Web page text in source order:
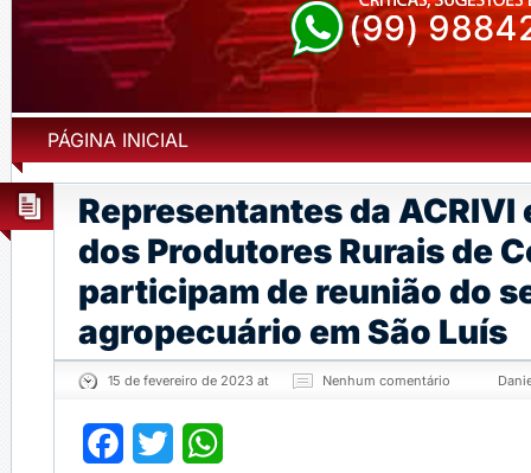
PÁGINA INICIAL
Representantes da ACRIVI
dos Produtores Rurais de
participam de reunião do
agropecuário em São Luís
15 de fevereiro de 2023 at Nenhum comentário
Facebook
Twitter